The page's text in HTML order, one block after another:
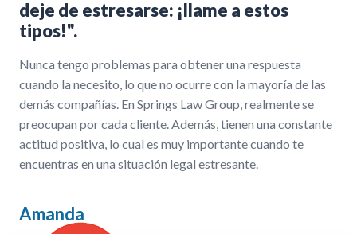
deje de estresarse: ¡llame a estos
tipos!".
Nunca tengo problemas para obtener una respuesta
cuando la necesito, lo que no ocurre con la mayoría de las
demás compañías. En Springs Law Group, realmente se
preocupan por cada cliente. Además, tienen una constante
actitud positiva, lo cual es muy importante cuando te
encuentras en una situación legal estresante.
Amanda